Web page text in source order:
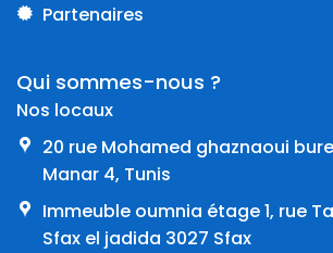
Partenaires
Qui sommes-nous ?
Nos locaux
20 rue Mohamed ghaznaoui
Manar 4, Tunis
Immeuble oumnia étage 1, rue
Sfax el jadida 3027 Sfax